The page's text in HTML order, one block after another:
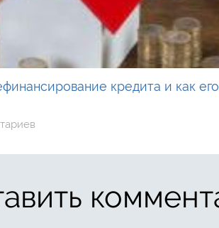
кредита и как его